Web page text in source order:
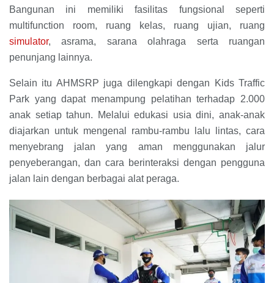
Bangunan ini memiliki fasilitas fungsional seperti
multifunction room, ruang kelas, ruang ujian, ruang
simulator, asrama, sarana olahraga serta ruangan
penunjang lainnya.
Selain itu AHMSRP juga dilengkapi dengan Kids Traffic
Park yang dapat menampung pelatihan terhadap 2.000
anak setiap tahun. Melalui edukasi usia dini, anak-anak
diajarkan untuk mengenal rambu-rambu lalu lintas, cara
menyebrang jalan yang aman menggunakan jalur
penyeberangan, dan cara berinteraksi dengan pengguna
jalan lain dengan berbagai alat peraga.